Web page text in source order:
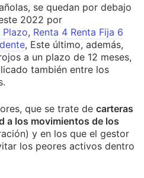
se quedan por debajo
2022 por
, Renta 4 Renta Fija 6
, Este último, además,
a un plazo de 12 meses,
también entre los
que se trate de carteras
a los movimientos de los
y en los que el gestor
los peores activos dentro